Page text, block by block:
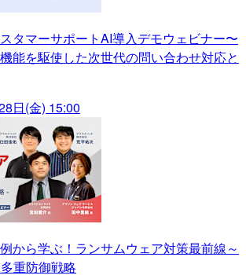
スタマーサポートAI導入デモウェビナー〜
能を駆使した次世代の問い合わせ対応と
日(金) 15:00
から学ぶ！ランサムウェア対策最前線～
重防御戦略